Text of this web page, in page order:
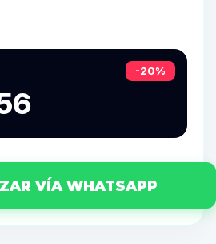
-20%
VÍA WHATSAPP